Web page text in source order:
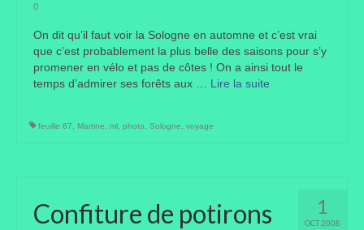
0
On dit qu’il faut voir la Sologne en automne et c’est vrai
que c’est probablement la plus belle des saisons pour s’y
promener en vélo et pas de côtes ! On a ainsi tout le
temps d’admirer ses forêts aux … Lire la suite­­
feuille 67 Martine ml photo Sologne voyage
1
OCT 2008
Confiture de potirons